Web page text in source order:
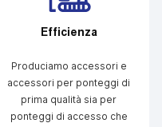
Efficienza
Produciamo accessori e
accessori per ponteggi di
prima qualità sia per
ponteggi di accesso che